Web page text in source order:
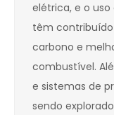
elétrica, e o
têm contribuído
carbono e
combustível.
e sistemas de
sendo